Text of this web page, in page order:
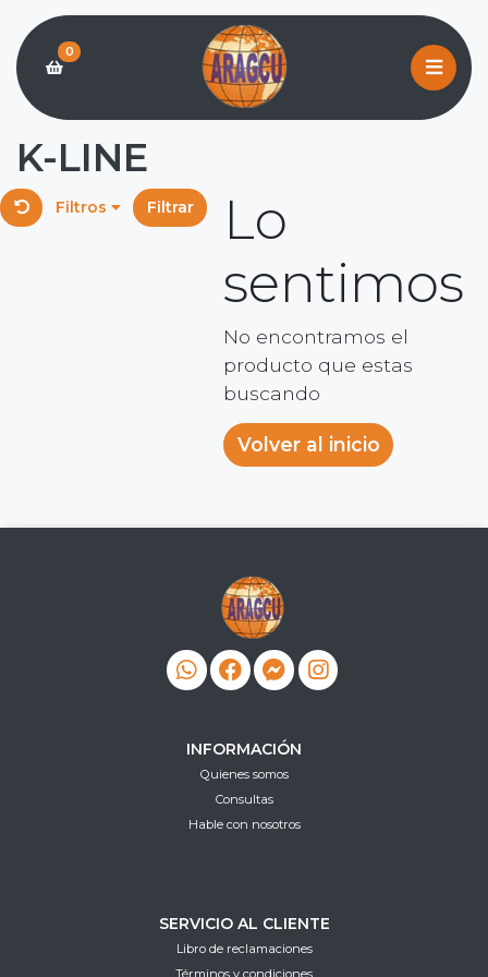
0
K-LINE
Filtros Filtrar
Lo
sentimos
No encontramos el
producto que estas
buscando
Volver al inicio
INFORMACIÓN
Quienes somos
Consultas
Hable con nosotros
SERVICIO AL CLIENTE
Libro de reclamaciones
Términos y condiciones